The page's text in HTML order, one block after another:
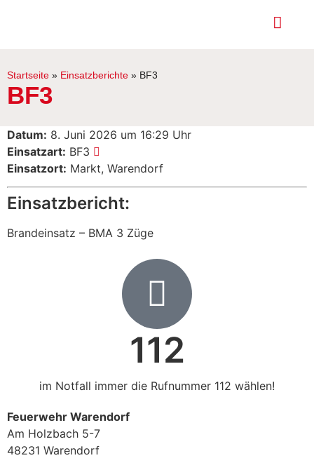
Startseite » Einsatzberichte » BF3
BF3
Datum: 8. Juni 2026 um 16:29 Uhr
Einsatzart: BF3
Einsatzort: Markt, Warendorf
Einsatzbericht:
Brandeinsatz – BMA 3 Züge
112
im Notfall immer die Rufnummer 112 wählen!
Feuerwehr Warendorf
Am Holzbach 5-7
48231 Warendorf